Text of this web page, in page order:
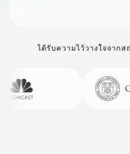
ได้รับความไว้วางใจจาก